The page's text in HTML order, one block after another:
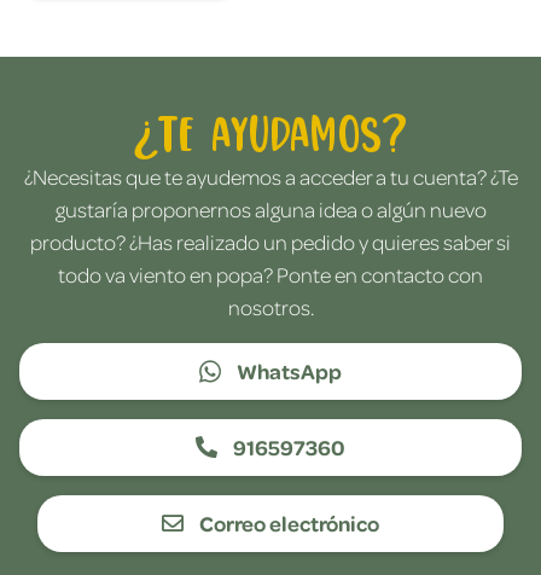
¿Te ayudamos?
¿Necesitas que te ayudemos a acceder a tu cuenta? ¿Te
gustaría proponernos alguna idea o algún nuevo
producto? ¿Has realizado un pedido y quieres saber si
todo va viento en popa? Ponte en contacto con
nosotros.
WhatsApp
916597360
Correo electrónico